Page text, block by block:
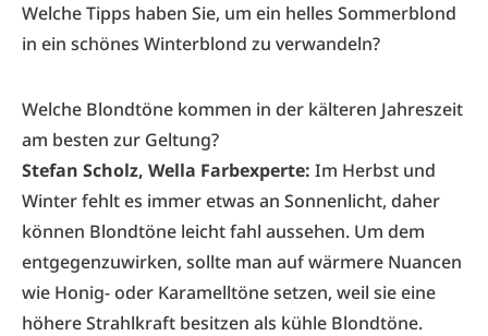
Welche Tipps haben Sie, um ein helles Sommerblond
in ein schönes Winterblond zu verwandeln?
Welche Blondtöne kommen in der kälteren Jahreszeit
am besten zur Geltung?
Stefan Scholz, Wella Farbexperte: Im Herbst und
Winter fehlt es immer etwas an Sonnenlicht, daher
können Blondtöne leicht fahl aussehen. Um dem
entgegenzuwirken, sollte man auf wärmere Nuancen
wie Honig- oder Karamelltöne setzen, weil sie eine
höhere Strahlkraft besitzen als kühle Blondtöne.